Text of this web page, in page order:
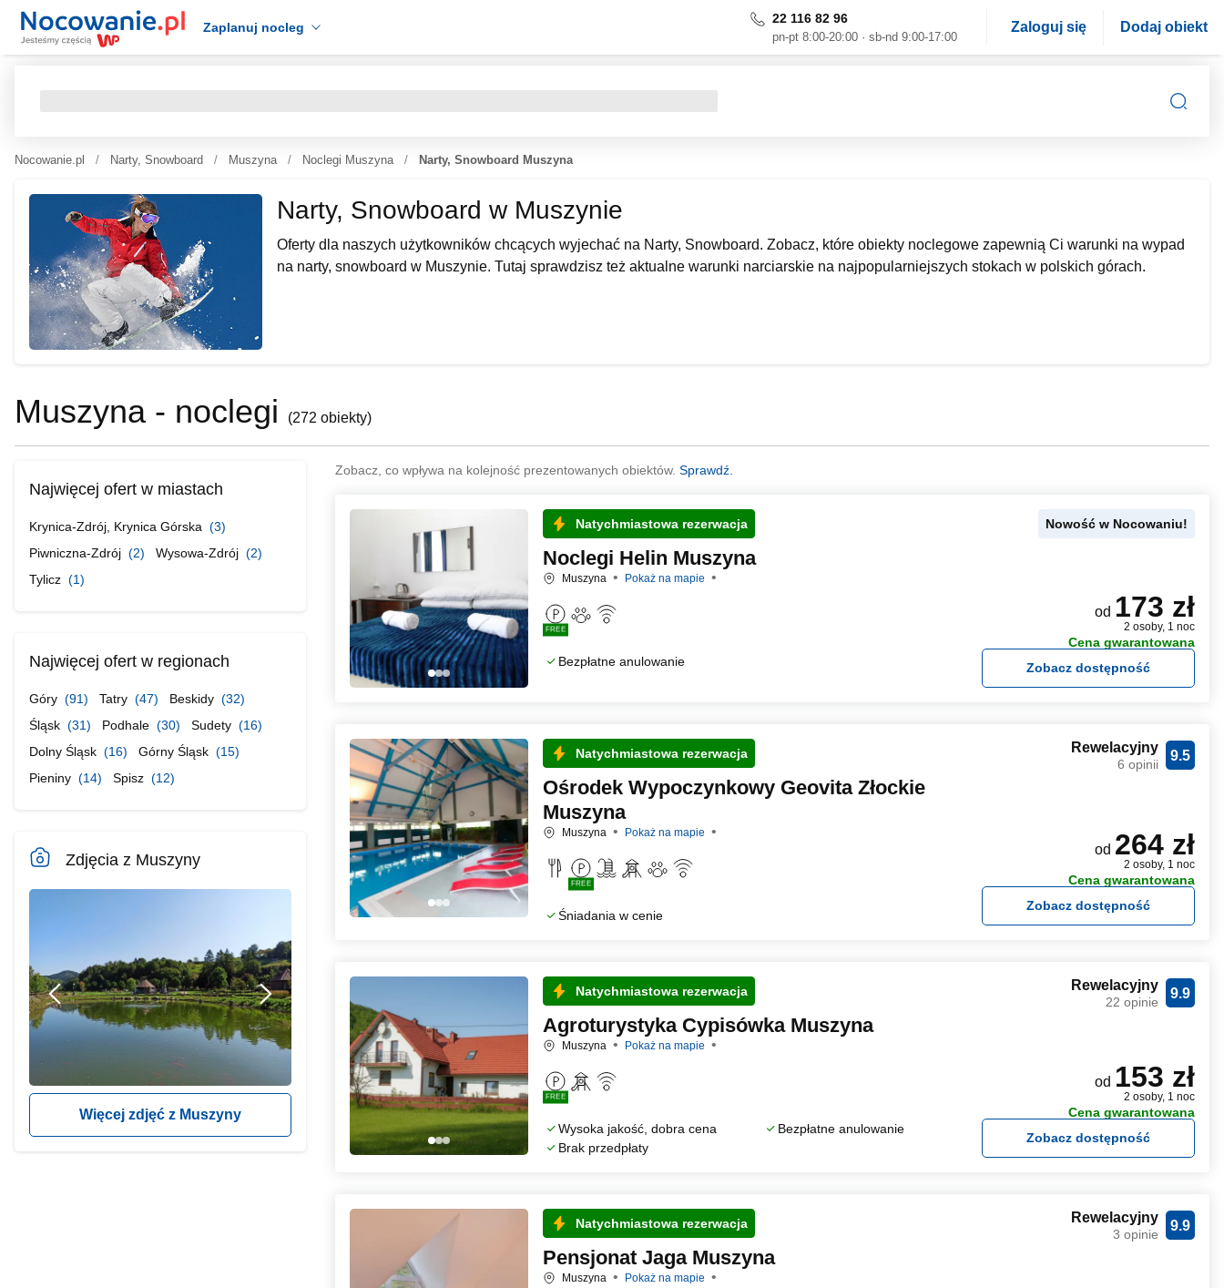
Zaplanuj nocleg
22 116 82 96
pn-pt 8:00-20:00 · sb-nd 9:00-17:00
Zaloguj się Dodaj obiekt
Nocowanie.pl Narty, Snowboard Muszyna Noclegi Muszyna Narty, Snowboard Muszyna
Narty, Snowboard w Muszynie
Oferty dla naszych użytkowników chcących wyjechać na Narty, Snowboard. Zobacz, które obiekty noclegowe zapewnią Ci warunki na wypad
na narty, snowboard w Muszynie. Tutaj sprawdzisz też aktualne warunki narciarskie na najpopularniejszych stokach w polskich górach.
Muszyna - noclegi (272 obiekty)
Zobacz, co wpływa na kolejność prezentowanych obiektów. Sprawdź.
Natychmiastowa rezerwacja
Noclegi Helin Muszyna
Muszyna Pokaż na mapie
FREE
Bezpłatne anulowanie
Nowość w Nocowaniu!
od 173 zł
2 osoby, 1 noc
Cena gwarantowana
Zobacz dostępność
Natychmiastowa rezerwacja
Ośrodek Wypoczynkowy Geovita Złockie
Muszyna
Muszyna Pokaż na mapie
FREE
Śniadania w cenie
9.5
Rewelacyjny
6 opinii
od 264 zł
2 osoby, 1 noc
Cena gwarantowana
Zobacz dostępność
Natychmiastowa rezerwacja
Agroturystyka Cypisówka Muszyna
Muszyna Pokaż na mapie
FREE
Wysoka jakość, dobra cena
Bezpłatne anulowanie
Brak przedpłaty
9.9
Rewelacyjny
22 opinie
od 153 zł
2 osoby, 1 noc
Cena gwarantowana
Zobacz dostępność
Natychmiastowa rezerwacja
Pensjonat Jaga Muszyna
Muszyna Pokaż na mapie
9.9
Rewelacyjny
3 opinie
Najwięcej ofert w miastach
Krynica-Zdrój, Krynica Górska (3)
Piwniczna-Zdrój (2) Wysowa-Zdrój (2)
Tylicz (1)
Najwięcej ofert w regionach
Góry (91) Tatry (47) Beskidy (32)
Śląsk (31) Podhale (30) Sudety (16)
Dolny Śląsk (16) Górny Śląsk (15)
Pieniny (14) Spisz (12)
Zdjęcia z Muszyny
Więcej zdjęć z Muszyny